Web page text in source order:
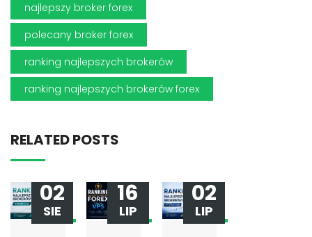
najlepszy broker forex
polecany broker forex
ranking najlepszych brokerów
ranking najlepszych brokerów forex
RELATED POSTS
02
SIE
16
LIP
02
LIP